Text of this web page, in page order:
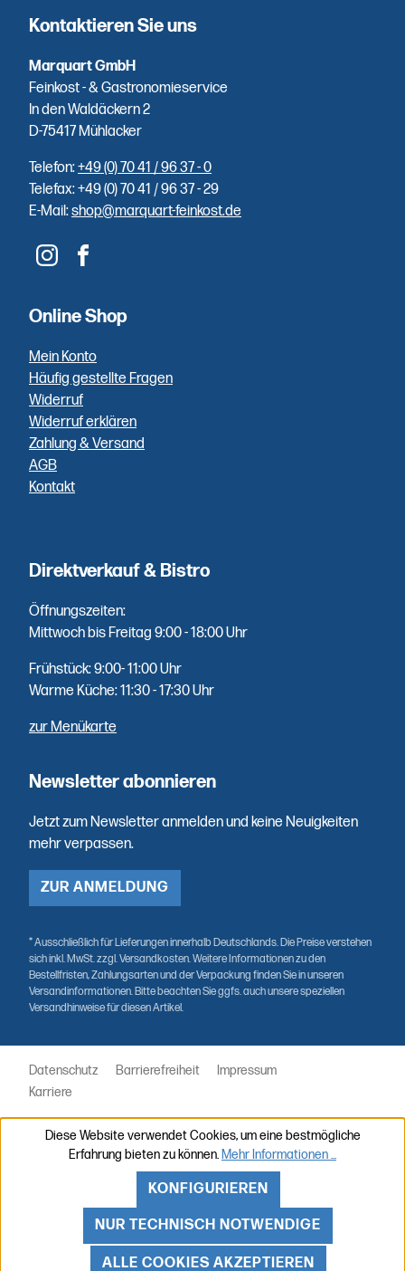
– direkt aus
eigenen
Räucherei.
Einfache
Bezahlung
Sie zahlen
per PayPal,
Vorkasse
oder Bar
bei
Abholung.
Qualität
Fisch aus
erster Hand
die Woche
direkt
geliefert.
Kontaktieren Sie uns
Marquart GmbH
Feinkost - & Gastronomieservice
In den Waldäckern 2
D-75417 Mühlacker
Telefon:+49 (0) 70 41 / 96 37 - 0
Telefax: +49 (0) 70 41 / 96 37 - 29
E-Mail:shop@marquart-feinkost.de
Online Shop
Mein Konto
Häufig gestellte Fragen
Widerruf
Widerruf erklären
Zahlung & Versand
AGB
Kontakt
Direktverkauf & Bistro
Öffnungszeiten:
Mittwoch bis Freitag 9:00 - 18:00 Uhr
Frühstück: 9:00- 11:00 Uhr
Warme Küche: 11:30 - 17:30 Uhr
zur Menükarte
Newsletter abonnieren
Jetzt zum Newsletter anmelden und keine Neuigkeiten
mehr verpassen.
ZUR ANMELDUNG
* Ausschließlich für Lieferungen innerhalb Deutschlands. Die Preise verstehen
sich inkl. MwSt. zzgl. Versandkosten. Weitere Informationen zu den
Bestellfristen, Zahlungsarten und der Verpackung finden Sie in unseren
Versandinformationen. Bitte beachten Sie ggfs. auch unsere speziellen
Versandhinweise für diesen Artikel.
Datenschutz Barrierefreiheit
Impressum
Karriere
Diese Website verwendet Cookies, um eine bestmögliche
Erfahrung bieten zu können. Mehr Informationen ...
NUR TECHNISCH NOTWENDIGE
KONFIGURIEREN
ALLE COOKIES AKZEPTIEREN